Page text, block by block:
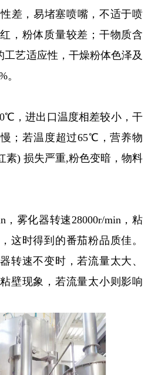
差，易堵塞喷嘴，不适于喷
，粉体质量较差；干物质含
工艺适应性，干燥粉体色泽及
。
，进出口温度相差较小，干
；若温度超过65℃，营养物
素) 损失严重,粉色变暗，物料
雾化器转速28000r/min，粘
这时得到的番茄粉品质佳。
转速不变时，若流量太大、
壁现象，若流量太小则影响